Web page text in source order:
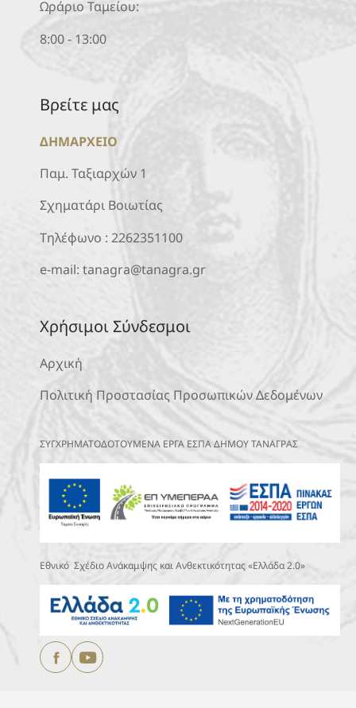
Ωράριο Ταμείου:
8:00 - 13:00
Βρείτε μας
ΔΗΜΑΡΧΕΙΟ
Παμ. Ταξιαρχών 1
Σχηματάρι Βοιωτίας
Τηλέφωνο : 2262351100
e-mail: tanagra@tanagra.gr
Χρήσιμοι Σύνδεσμοι
Αρχική
Πολιτική Προστασίας Προσωπικών Δεδομένων
ΣΥΓΧΡΗΜΑΤΟΔΟΤΟΥΜΕΝΑ ΕΡΓΑ ΕΣΠΑ ΔΗΜΟΥ ΤΑΝΑΓΡΑΣ
Εθνικό Σχέδιο Ανάκαμψης και Ανθεκτικότητας «Ελλάδα 2.0»